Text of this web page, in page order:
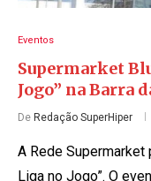
Eventos
Supermarket
Jogo” na Barra
De Redação SuperHiper
A Rede Supermarket
Liga no Jogo”. O